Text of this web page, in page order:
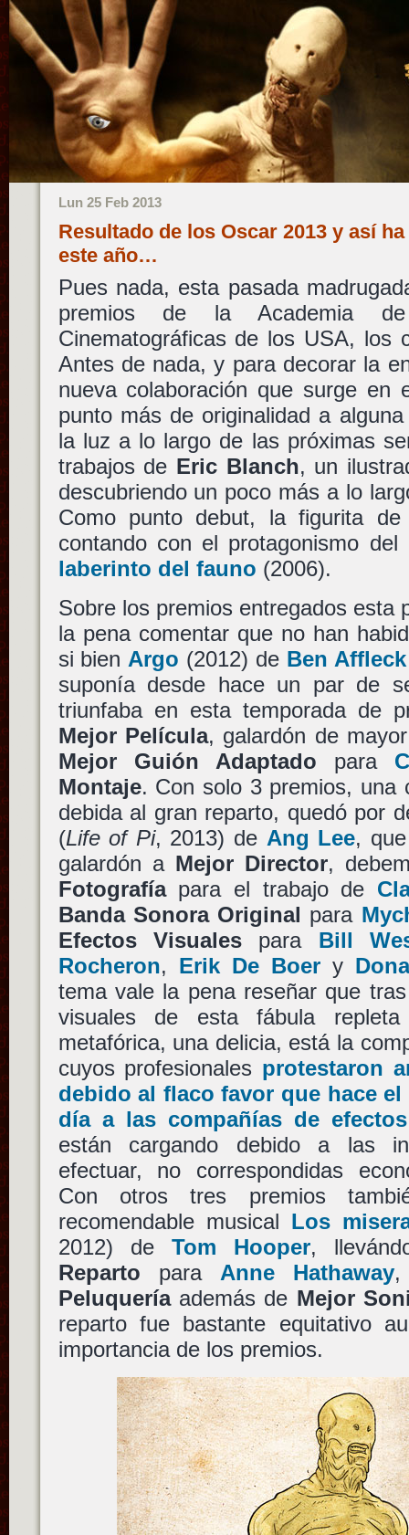
Lun 25 Feb 2013
Resultado de los Oscar 2013 y así
este año…
Pues nada, esta pasada
premios de la Academia
Cinematográficas de los USA, los
Antes de nada, y para decorar la
nueva colaboración que surge en
punto más de originalidad a
la luz a lo largo de las próximas
trabajos de Eric Blanch, un
descubriendo un poco más a lo
Como punto debut, la figurita
contando con el protagonismo del
laberinto del fauno (2006).
Sobre los premios entregados esta
la pena comentar que no han
si bien Argo (2012) de Ben Affleck
suponía desde hace un par de
triunfaba en esta temporada de
Mejor Película, galardón de
Mejor Guión Adaptado para
Montaje. Con solo 3 premios, una
debida al gran reparto, quedó por
(Life of Pi, 2013) de Ang Lee,
galardón a Mejor Director,
Fotografíapara el trabajo de
Banda Sonora Original para
Efectos Visualespara Bill
Rocheron, Erik De Boery
tema vale la pena reseñar que
visuales de esta fábula
metafórica, una delicia, está la
cuyos profesionales protestaron
debido al flaco favor que hace
día a las compañías de efectos
están cargando debido a las
efectuar, no correspondidas
Con otros tres premios
recomendable musical Los
2012) de Tom Hooper,
Reparto para Anne Hathaway
Peluqueríaademás de Mejor
reparto fue bastante equitativo
importancia de los premios.